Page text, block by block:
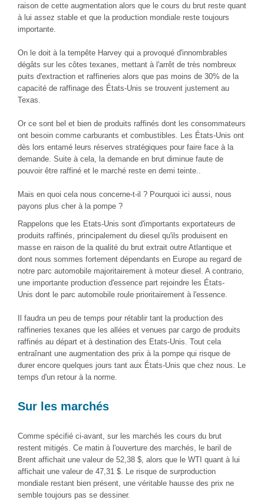
raison de cette augmentation alors que le cours du brut reste quant
à lui assez stable et que la production mondiale reste toujours
importante.
On le doit à la tempête Harvey qui a provoqué d'innombrables
dégâts sur les côtes texanes, mettant à l'arrêt de très nombreux
puits d'extraction et raffineries alors que pas moins de 30% de la
capacité de raffinage des États-Unis se trouvent justement au
Texas.
Or ce sont bel et bien de produits raffinés dont les consommateurs
ont besoin comme carburants et combustibles. Les États-Unis ont
dès lors entamé leurs réserves stratégiques pour faire face à la
demande. Suite à cela, la demande en brut diminue faute de
pouvoir être raffiné et le marché reste en demi teinte..
Mais en quoi cela nous concerne-t-il ? Pourquoi ici aussi, nous
payons plus cher à la pompe ?
Rappelons que les Etats-Unis sont d'importants exportateurs de
produits raffinés, principalement du diesel qu'ils produisent en
masse en raison de la qualité du brut extrait outre Atlantique et
dont nous sommes fortement dépendants en Europe au regard de
notre parc automobile majoritairement à moteur diesel. A contrario,
une importante production d'essence part rejoindre les États-
Unis dont le parc automobile roule prioritairement à l'essence.
Il faudra un peu de temps pour rétablir tant la production des
raffineries texanes que les allées et venues par cargo de produits
raffinés au départ et à destination des Etats-Unis. Tout cela
entraînant une augmentation des prix à la pompe qui risque de
durer encore quelques jours tant aux États-Unis que chez nous. Le
temps d'un retour à la norme.
Sur les marchés
Comme spécifié ci-avant, sur les marchés les cours du brut
restent mitigés. Ce matin à l'ouverture des marchés, le baril de
Brent affichait une valeur de 52,38 $, alors que le WTI quant à lui
affichait une valeur de 47,31 $. Le risque de surproduction
mondiale restant bien présent, une véritable hausse des prix ne
semble toujours pas se dessiner.